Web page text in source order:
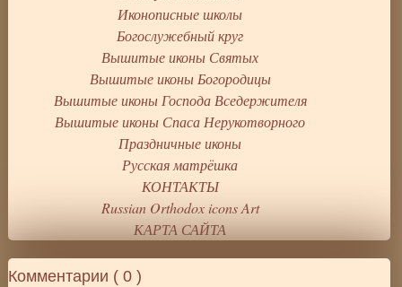
Комментарии (0 )
Иконописные школы
Богослужебный круг
Вышитые иконы Святых
Вышитые иконы Богородицы
Вышитые иконы Господа Вседержителя
Вышитые иконы Спаса Нерукотворного
Праздничные иконы
Русская матрёшка
КОНТАКТЫ
Russian Orthodox icons Art
КАРТА САЙТА